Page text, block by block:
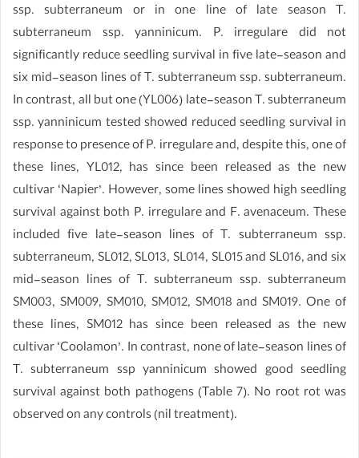
ssp. subterraneum or in one line of late season T.
subterraneum ssp. yanninicum. P. irregulare did not
significantly reduce seedling survival in five late-season and
six mid-season lines of T. subterraneum ssp. subterraneum.
In contrast, all but one (YL006) late-season T. subterraneum
ssp. yanninicum tested showed reduced seedling survival in
response to presence of P. irregulare and, despite this, one of
these lines, YL012, has since been released as the new
cultivar ‘Napier’. However, some lines showed high seedling
survival against both P. irregulare and F. avenaceum. These
included five late-season lines of T. subterraneum ssp.
subterraneum, SL012, SL013, SL014, SL015 and SL016, and six
mid-season lines of T. subterraneum ssp. subterraneum
SM003, SM009, SM010, SM012, SM018 and SM019. One of
these lines, SM012 has since been released as the new
cultivar ‘Coolamon’. In contrast, none of late-season lines of
T. subterraneum ssp yanninicum showed good seedling
survival against both pathogens (Table 7). No root rot was
observed on any controls (nil treatment).